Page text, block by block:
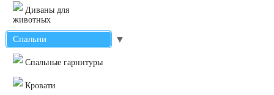
Диваны для
животных
Спальни ▼
Cпальные гарнитуры
Кровати